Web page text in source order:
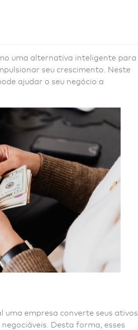
uma alternativa inteligente para
seu crescimento. Neste
ajudar o seu negócio a
uma empresa converte seus ativos
Desta forma, esses